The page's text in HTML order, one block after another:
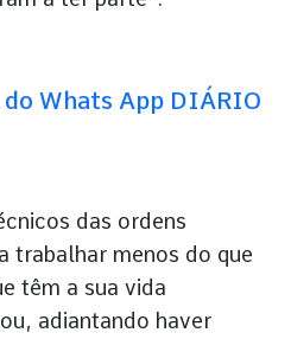
Whats App DIÁRIO
das ordens
trabalhar menos do que
têm a sua vida
adiantando haver